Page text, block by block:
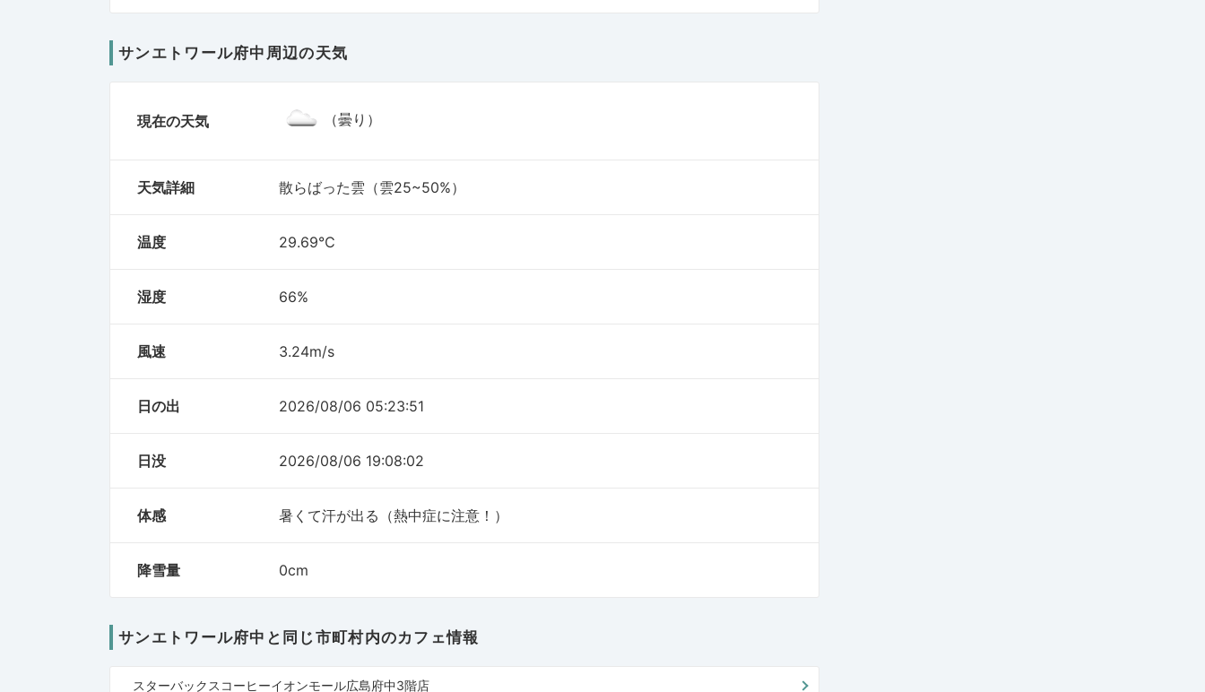
サンエトワール府中周辺の天気
現在の天気 （曇り）
天気詳細 散らばった雲（雲25~50%）
温度 29.69℃
湿度 66%
風速 3.24m/s
日の出 2026/08/06 05:23:51
日没 2026/08/06 19:08:02
体感 暑くて汗が出る（熱中症に注意！）
降雪量 0cm
サンエトワール府中と同じ市町村内のカフェ情報
スターバックスコーヒーイオンモール広島府中3階店